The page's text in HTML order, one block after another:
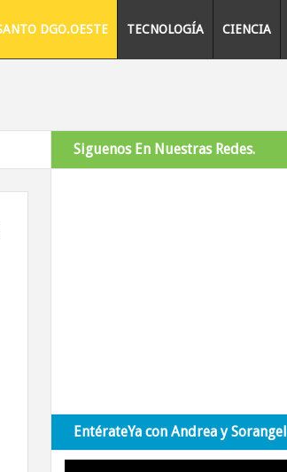
DGO.OESTE TECNOLOGÍA CIENCIA
Siguenos En Nuestras Redes.
EntérateYa con Andrea y Sorangel